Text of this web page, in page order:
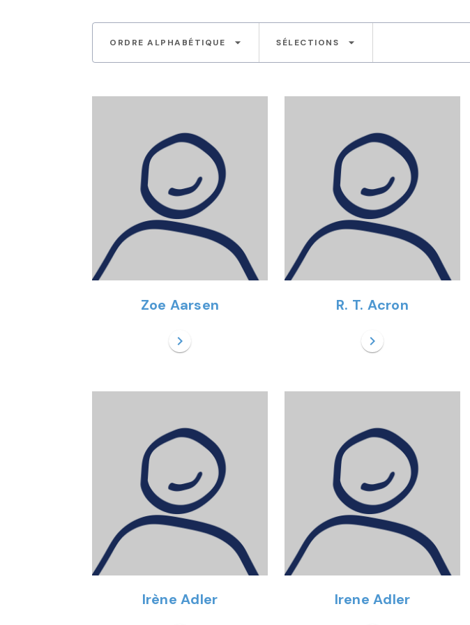
ORDRE ALPHABÉTIQUE arrow_drop_down SÉLECTIONS arrow_drop_down
Zoe Aarsen
chevron_right
R. T. Acron
chevron_right
Irène Adler Irene Adler